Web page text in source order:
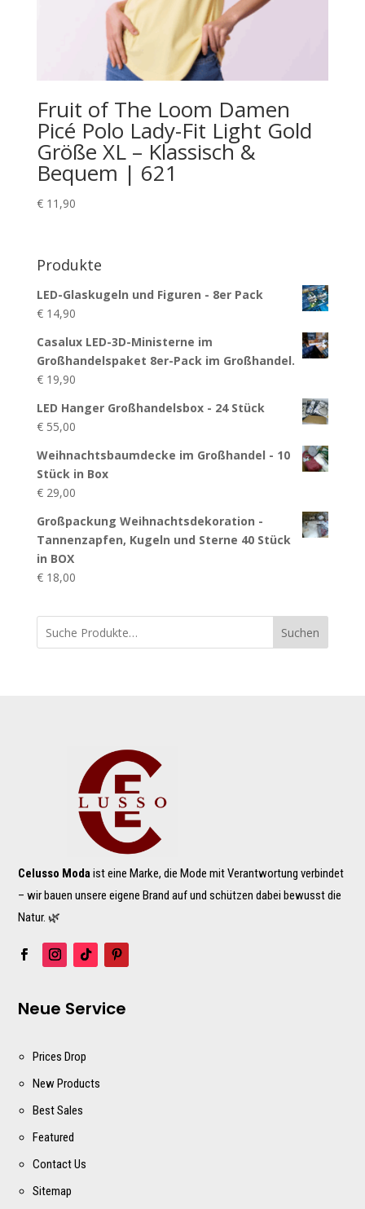
Fruit of The Loom Damen
Picé Polo Lady-Fit Light Gold
Größe XL – Klassisch &
Bequem | 621
€11,90
Produkte
LED-Glaskugeln und Figuren - 8er Pack
€14,90
Casalux LED-3D-Ministerne im
Großhandelspaket 8er-Pack im Großhandel.
€19,90
LED Hanger Großhandelsbox - 24 Stück
€55,00
Weihnachtsbaumdecke im Großhandel - 10
Stück in Box
€29,00
Großpackung Weihnachtsdekoration -
Tannenzapfen, Kugeln und Sterne 40 Stück
in BOX
€18,00
Suchen
Celusso Modaist eine Marke, die Mode mit Verantwortung verbindet
– wir bauen unsere eigene Brand auf und schützen dabei bewusst die
Natur. 🌿
Neue Service
Prices Drop
New Products
Best Sales
Featured
Contact Us
Sitemap